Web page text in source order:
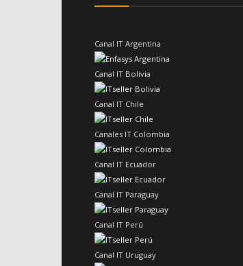
Canal IT Argentina
Canal IT Bolivia
Canal IT Chile
Canales IT Colombia
Canal IT Ecuador
Canal IT Paraguay
Canal IT Perú
Canal IT Uruguay